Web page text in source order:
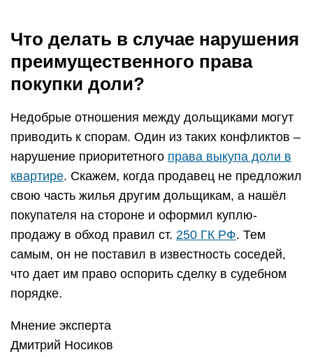
Что делать в случае нарушения
преимущественного права
покупки доли?
Недобрые отношения между дольщиками могут
приводить к спорам. Один из таких конфликтов –
нарушение приоритетного права выкупа доли в
квартире. Скажем, когда продавец не предложил
свою часть жилья другим дольщикам, а нашёл
покупателя на стороне и оформил куплю-
продажу в обход правил ст. 250 ГК РФ. Тем
самым, он не поставил в известность соседей,
что дает им право оспорить сделку в судебном
порядке.
Мнение эксперта
Дмитрий Носиков